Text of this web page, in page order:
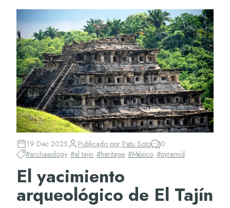
19 Dec 2025 Publicado por Patu Soto
0
#archaeology #el tajin #heritage #México #pyramid
El yacimiento
arqueológico de El Tajín